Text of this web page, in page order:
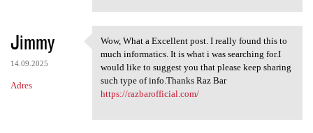
Jimmy
14.09.2025
Adres
Wow, What a Excellent post. I
Wow, What a Excellent post. I really found this to
much informatics. It is what i was searching for.I
would like to suggest you that please keep sharing
such type of info.Thanks Raz Bar
https://razbarofficial.com/